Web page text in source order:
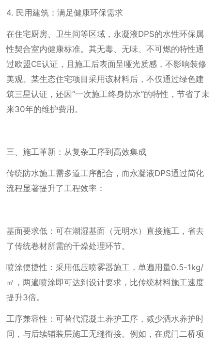
4. 民用建筑：满足健康环保需求
在住宅厨房、卫生间等区域，永凝液DPS的水性环保属
性契合室内健康标准。其无毒、无味、不可燃的特性通
过欧盟CE认证，且施工后表面呈哑光质感，不影响装修
美观。某生态住宅项目采用该材料后，不仅通过绿色建
筑三星认证，还因“一次施工终身防水”的特性，节省了未
来30年的维护费用。
三、施工革新：从复杂工序到高效集成
传统防水施工需多道工序配合，而永凝液DPS通过简化
流程显著提升了工程效率：
基面要求低：可在潮湿基面（无明水）直接施工，省去
了传统卷材所需的干燥处理环节。
喷涂便捷性：采用低压喷雾器施工，单遍用量0.5-1kg/
㎡，两遍喷涂即可达到设计要求，比传统材料施工速度
提升3倍。
工序兼容性：可替代混凝土养护工序，减少洒水养护时
间，与后续铺装层施工无缝衔接。例如，在虎门二桥项